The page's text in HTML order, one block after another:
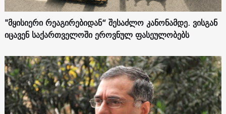
"მყისიერი რეაგირებიდან“ შესაძლო კანონამდე. ვისგან
იცავენ საქართველოში ეროვნულ ფასეულობებს